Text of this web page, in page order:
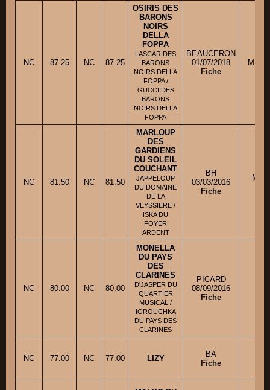
NC 87.25 NC 87.25
OSIRIS DES
BARONS
NOIRS
DELLA
FOPPA
LASCAR DES
BARONS
NOIRS DELLA
FOPPA /
GUCCI DES
BARONS
NOIRS DELLA
FOPPA
BEAUCERON
01/07/2018
Fiche
M.
NC 81.50 NC 81.50
MARLOUP
DES
GARDIENS
DU SOLEIL
COUCHANT
JAPPELOUP
DU DOMAINE
DE LA
VEYSSIERE /
ISKA DU
FOYER
ARDENT
BH
03/03/2016
Fiche
M.
NC 80.00 NC 80.00
MONELLA
DU PAYS
DES
CLARINES
D'JASPER DU
QUARTIER
MUSICAL /
IGROUCHKA
DU PAYS DES
CLARINES
PICARD
08/09/2016
Fiche
NC 77.00 NC 77.00 LIZY
BA
Fiche